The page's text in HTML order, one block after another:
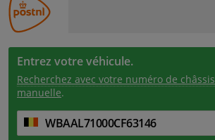
Entrez votre véhicule.
Recherchez avec votre numéro de châssis
manuelle.